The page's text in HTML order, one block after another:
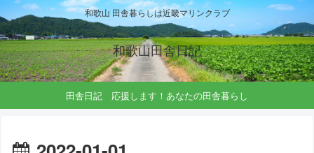
和歌山 田舎暮らしは近畿マリンクラブ
和歌山田舎日記
田舎日記 応援します！あなたの田舎暮らし